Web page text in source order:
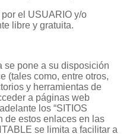
el USUARIO y/o
libre y gratuita.
se pone a su disposición
(tales como, entre otros,
y herramientas de
a páginas web
los “SITIOS
de estos enlaces en las
se limita a facilitar a